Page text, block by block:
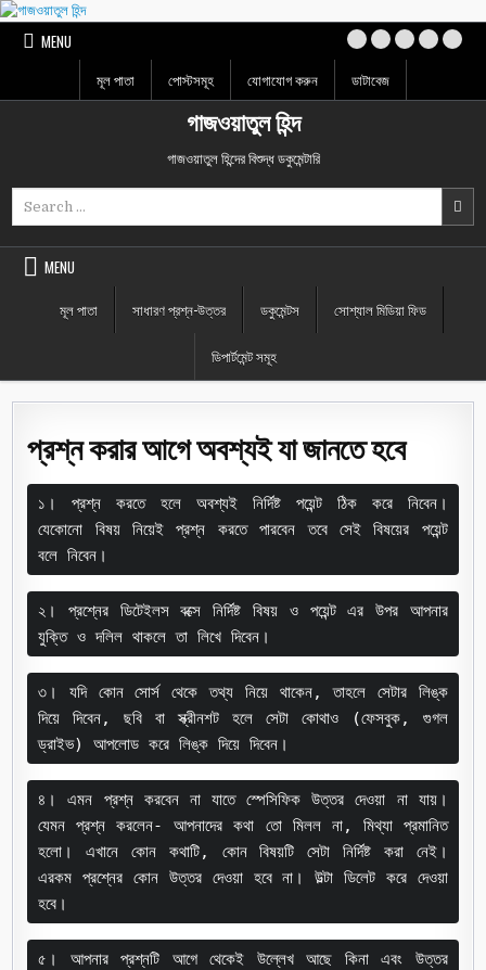
Skip
content
MENU
মূল পাতা
পোস্টসমূহ যোগাযোগ করুন ডাটাবেজ
গাজওয়াতুল হিন্দ
গাজওয়াতুল হিন্দের বিশুদ্ধ ডকুমেন্টারি
MENU
মূল পাতা
সাধারণ প্রশ্ন-উত্তর ডকুমেন্টস সোশ্যাল মিডিয়া ফিড
ডিপার্টমেন্ট সমূহ
প্রশ্ন করার আগে অবশ্যই যা জানতে হবে
১। প্রশ্ন করতে হলে অবশ্যই নির্দিষ্ট পয়েন্ট ঠিক করে নিবেন।
যেকোনো বিষয় নিয়েই প্রশ্ন করতে পারবেন তবে সেই বিষয়ের পয়েন্ট
বলে নিবেন।
২। প্রশ্নের ডিটেইলস বক্সে নির্দিষ্ট বিষয় ও পয়েন্ট এর উপর আপনার
যুক্তি ও দলিল থাকলে তা লিখে দিবেন।
৩। যদি কোন সোর্স থেকে তথ্য নিয়ে থাকেন, তাহলে সেটার লিঙ্ক
দিয়ে দিবেন, ছবি বা স্ক্রীনশট হলে সেটা কোথাও (ফেসবুক, গুগল
ড্রাইভ) আপলোড করে লিঙ্ক দিয়ে দিবেন।
৪। এমন প্রশ্ন করবেন না যাতে স্পেসিফিক উত্তর দেওয়া না যায়।
যেমন প্রশ্ন করলেন- আপনাদের কথা তো মিলল না, মিথ্যা প্রমানিত
হলো। এখানে কোন কথাটি, কোন বিষয়টি সেটা নির্দিষ্ট করা নেই।
এরকম প্রশ্নের কোন উত্তর দেওয়া হবে না। উল্টা ডিলেট করে দেওয়া
হবে।
৫। আপনার প্রশ্নটি আগে থেকেই উল্লেখ আছে কিনা এবং উত্তর